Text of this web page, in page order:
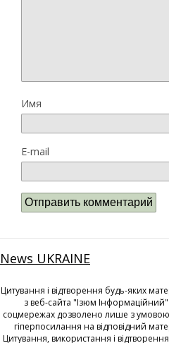
Имя
E-mail
News UKRAINE
Цитування і відтворення будь-яких
з веб-сайта "Ізюм Інформаційний"
соцмережах дозволено лише з умовою
гіперпосилання на відповідний
Цитування, використання і